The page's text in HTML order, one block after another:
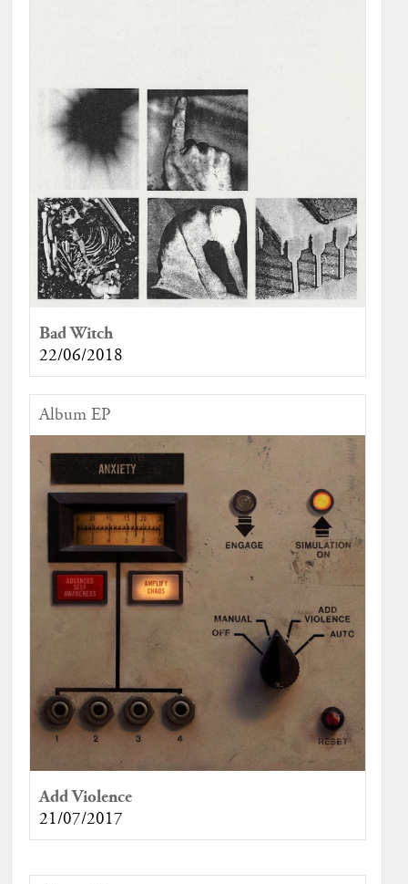
Bad Witch
22/06/2018
Album EP
Add Violence
21/07/2017